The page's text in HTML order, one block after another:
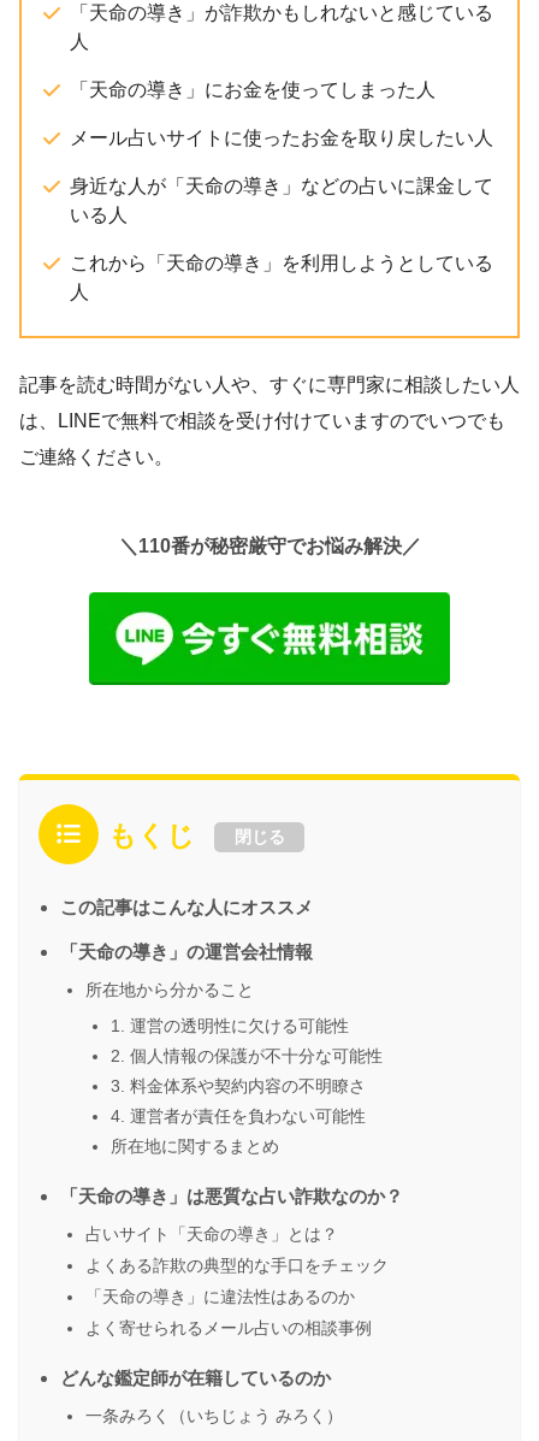
「天命の導き」が詐欺かもしれないと感じている
人
「天命の導き」にお金を使ってしまった人
メール占いサイトに使ったお金を取り戻したい人
身近な人が「天命の導き」などの占いに課金して
いる人
これから「天命の導き」を利用しようとしている
人
記事を読む時間がない人や、すぐに専門家に相談したい人
は、LINEで無料で相談を受け付けていますのでいつでも
ご連絡ください。
＼110番が秘密厳守でお悩み解決／
もくじ 閉じる
この記事はこんな人にオススメ
「天命の導き」の運営会社情報
所在地から分かること
1. 運営の透明性に欠ける可能性
2. 個人情報の保護が不十分な可能性
3. 料金体系や契約内容の不明瞭さ
4. 運営者が責任を負わない可能性
所在地に関するまとめ
「天命の導き」は悪質な占い詐欺なのか？
占いサイト「天命の導き」とは？
よくある詐欺の典型的な手口をチェック
「天命の導き」に違法性はあるのか
よく寄せられるメール占いの相談事例
どんな鑑定師が在籍しているのか
一条みろく（いちじょう みろく）